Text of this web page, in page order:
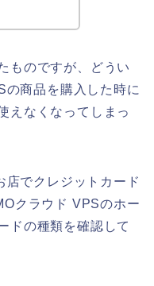
ものですが、どうい
の商品を購入した時に
えなくなってしまっ
店でクレジットカード
クラウド VPSのホー
ドの種類を確認して